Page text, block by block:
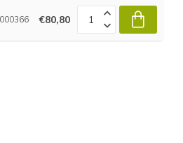
€80,80